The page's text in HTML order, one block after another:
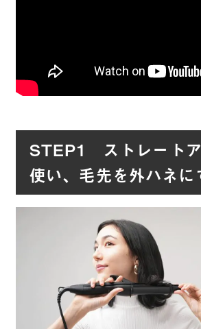
STEP1 ストレート
使い、毛先を外ハネに